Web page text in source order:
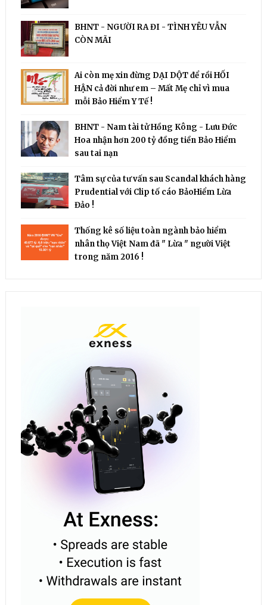
BHNT - NGƯỜI RA ĐI - TÌNH YÊU VẪN
CÒN MÃI
Ai còn mẹ xin đừng DẠI DỘT để rồi HỐI
HẬN cả đời như em – Mất Mẹ chỉ vì mua
mỗi Bảo Hiểm Y Tế !
BHNT - Nam tài tử Hồng Kông - Lưu Đức
Hoa nhận hơn 200 tỷ đồng tiền Bảo Hiểm
sau tai nạn
Tâm sự của tư vấn sau Scandal khách hàng
Prudential với Clip tố cáo BảoHiểm Lừa
Đảo !
Thống kê số liệu toàn ngành bảo hiểm
nhân thọ Việt Nam đã " Lừa " người Việt
trong năm 2016 !